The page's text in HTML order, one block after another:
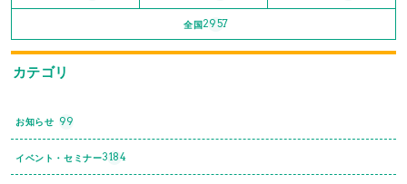
全国2957
カテゴリ
お知らせ 99
イベント・セミナー3184